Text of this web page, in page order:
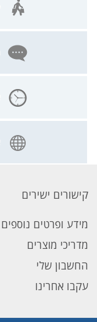
קישורים ישירים
מידע ופרטים נוספים
מדריכי מוצרים
החשבון שלי
עקבו אחרינו